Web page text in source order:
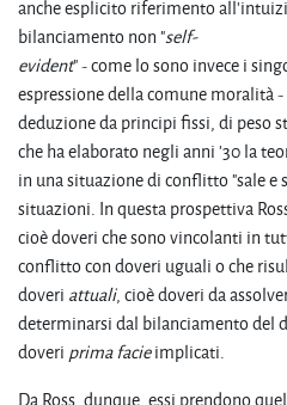
anche esplicito riferimento
bilanciamento non "self-
evident" - come lo sono invece i
espressione della comune moralità
deduzione da principi fissi, di peso
che ha elaborato negli anni '30 la
in una situazione di conflitto "sale e
situazioni. In questa prospettiva
cioè doveri che sono vincolanti in
conflitto con doveri uguali o che
doveri attuali, cioè doveri da
determinarsi dal bilanciamento del
doveri primafacieimplicati.
Da Ross, dunque, essi prendono